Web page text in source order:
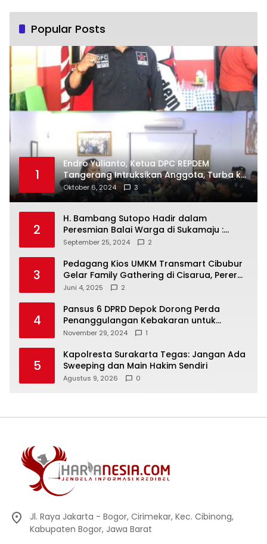
Popular Posts
1
Endro Yulianto, Ketua DPC REPDEM
Tangerang Intruksikan Anggota, Turba ke
Masyarakat Dan Jalani Apa Yang di
Putuskan RAKERCABSUS
Oktober 6, 2024 3
2
H. Bambang Sutopo Hadir dalam
Peresmian Balai Warga di Sukamaju :
Wadah Baru untuk Kolaborasi dan
September 25, 2024 2
3
Pedagang Kios UMKM Transmart Cibubur
Gelar Family Gathering di Cisarua, Pererat
Silaturahmi dan Kekompakan
Juni 4, 2025 2
4
Pansus 6 DPRD Depok Dorong Perda
Penanggulangan Kebakaran untuk
Keselamatan Warga
November 29, 2024 1
5
Kapolresta Surakarta Tegas: Jangan Ada
Sweeping dan Main Hakim Sendiri
Agustus 9, 2026 0
Jl. Raya Jakarta - Bogor, Cirimekar, Kec. Cibinong,
Kabupaten Bogor, Jawa Barat